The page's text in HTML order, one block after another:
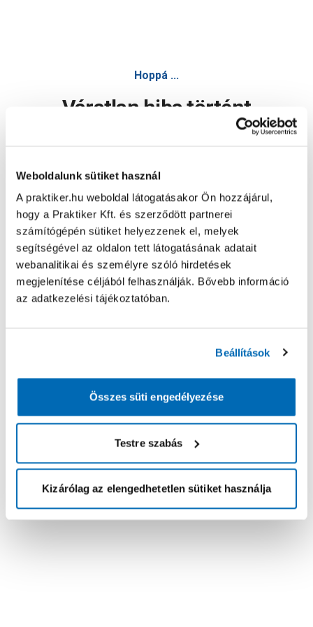
Weboldalunk sütiket használ
A praktiker.hu weboldal látogatásakor Ön hozzájárul,
hogy a Praktiker Kft. és szerződött partnerei
számítógépén sütiket helyezzenek el, melyek
segítségével az oldalon tett látogatásának adatait
webanalitikai és személyre szóló hirdetések
megjelenítése céljából felhasználják. Bővebb információ
az adatkezelési tájékoztatóban.
Beállítások
Összes süti engedélyezése
Testre szabás
Kizárólag az elengedhetetlen sütiket használja
Hoppá ...
Váratlan hiba történt
Oldal újratöltése